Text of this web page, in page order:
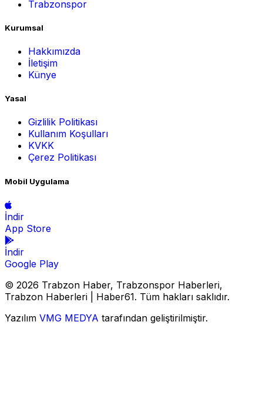
Trabzonspor
Kurumsal
Hakkımızda
İletişim
Künye
Yasal
Gizlilik Politikası
Kullanım Koşulları
KVKK
Çerez Politikası
Mobil Uygulama
İndir
App Store
İndir
Google Play
© 2026 Trabzon Haber, Trabzonspor Haberleri,
Trabzon Haberleri | Haber61. Tüm hakları saklıdır.
Yazılım VMG MEDYA tarafından geliştirilmiştir.